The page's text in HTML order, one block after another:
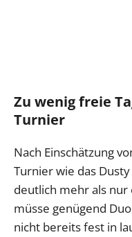
Zu wenig freie
Turnier
Nach Einschätzung
Turnier wie das Dusty
deutlich mehr als nur
müsse genügend
nicht bereits fest in